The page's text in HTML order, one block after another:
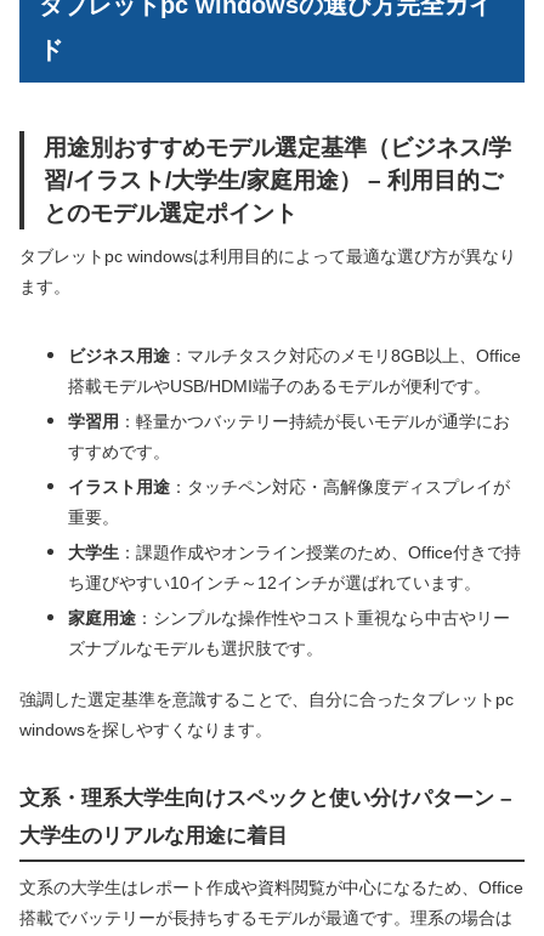
ド
用途別おすすめモデル選定基準（ビジネス/学
習/イラスト/大学生/家庭用途） – 利用目的ご
とのモデル選定ポイント
タブレットpc windowsは利用目的によって最適な選び方が異なり
ます。
ビジネス用途 ：マルチタスク対応のメモリ8GB以上、Office
搭載モデルやUSB/HDMI端子のあるモデルが便利です。
学習用 ：軽量かつバッテリー持続が長いモデルが通学にお
すすめです。
イラスト用途 ：タッチペン対応・高解像度ディスプレイが
重要。
大学生 ：課題作成やオンライン授業のため、Office付きで持
ち運びやすい10インチ～12インチが選ばれています。
家庭用途 ：シンプルな操作性やコスト重視なら中古やリー
ズナブルなモデルも選択肢です。
強調した選定基準を意識することで、自分に合ったタブレットpc
windowsを探しやすくなります。
文系・理系大学生向けスペックと使い分けパターン –
大学生のリアルな用途に着目
文系の大学生はレポート作成や資料閲覧が中心になるため、Office
搭載でバッテリーが長持ちするモデルが最適です。理系の場合は